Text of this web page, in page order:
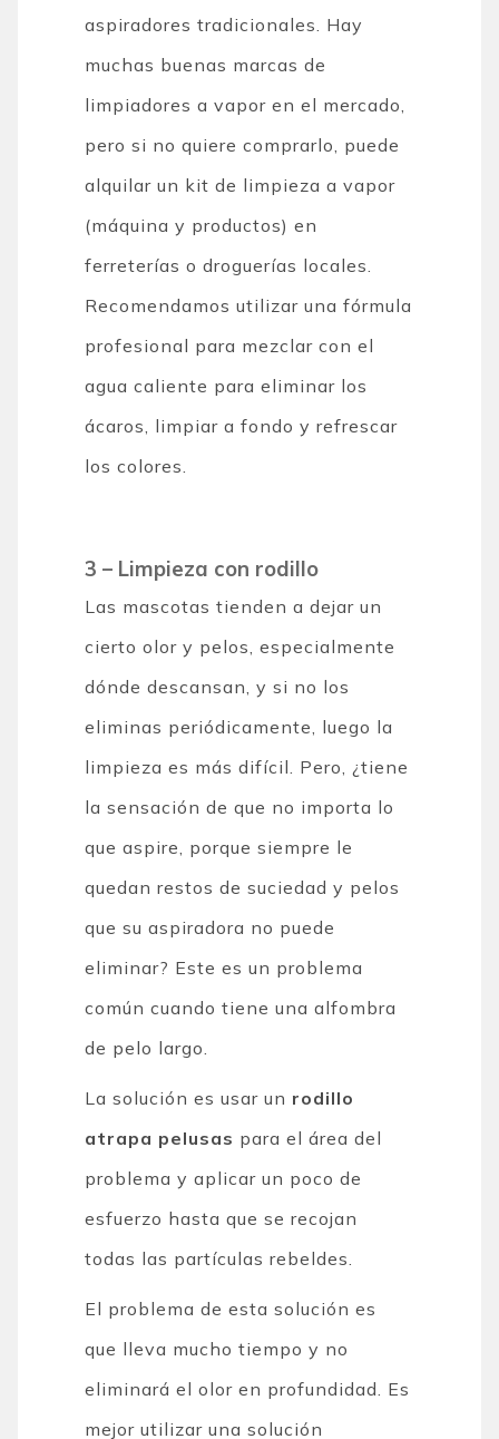
aspiradores tradicionales. Hay
muchas buenas marcas de
limpiadores a vapor en el mercado,
pero si no quiere comprarlo, puede
alquilar un kit de limpieza a vapor
(máquina y productos) en
ferreterías o droguerías locales.
Recomendamos utilizar una fórmula
profesional para mezclar con el
agua caliente para eliminar los
ácaros, limpiar a fondo y refrescar
los colores.
3 – Limpieza con rodillo
Las mascotas tienden a dejar un
cierto olor y pelos, especialmente
dónde descansan, y si no los
eliminas periódicamente, luego la
limpieza es más difícil. Pero, ¿tiene
la sensación de que no importa lo
que aspire, porque siempre le
quedan restos de suciedad y pelos
que su aspiradora no puede
eliminar? Este es un problema
común cuando tiene una alfombra
de pelo largo.
La solución es usar un rodillo
atrapa pelusas para el área del
problema y aplicar un poco de
esfuerzo hasta que se recojan
todas las partículas rebeldes.
El problema de esta solución es
que lleva mucho tiempo y no
eliminará el olor en profundidad. Es
mejor utilizar una solución